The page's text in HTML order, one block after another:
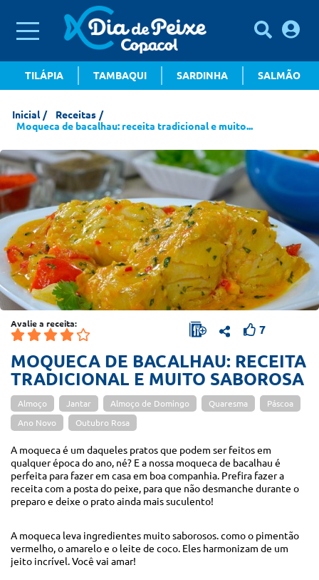
TILÁPIA TAMBAQUI SARDINHA SALMÃO
Inicial
Receitas
Moqueca de bacalhau: receita tradicional e muito...
Avalie a receita: 7
MOQUECA DE BACALHAU: RECEITA
TRADICIONAL E MUITO SABOROSA
Almoço Jantar Almoço de Domingo Quaresma Páscoa
Ano Novo Outubro Rosa
A moqueca é um daqueles pratos que podem ser feitos em
qualquer época do ano, né? E a nossa moqueca de bacalhau é
perfeita para fazer em casa em boa companhia. Prefira fazer a
receita com a posta do peixe, para que não desmanche durante o
preparo e deixe o prato ainda mais suculento!
A moqueca leva ingredientes muito saborosos. como o pimentão
vermelho, o amarelo e o leite de coco. Eles harmonizam de um
jeito incrível. Você vai amar!